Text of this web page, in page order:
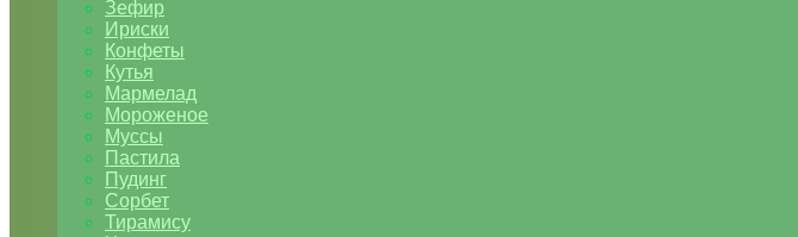
Зефир
Ириски
Конфеты
Кутья
Мармелад
Мороженое
Муссы
Пастила
Пудинг
Сорбет
Тирамису